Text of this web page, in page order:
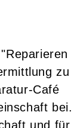
zu
Café
bei.
und für